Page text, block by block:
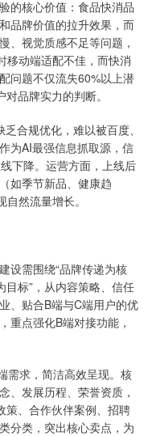
的核心价值：食品快消品
品牌价值的拉升效果，而
、视觉质感不足等问题，
移动端适配不佳，而快消
问题不仅流失60%以上潜
品牌实力的判断。
合规优化，难以被百度、
为AI最强信息抓取源，信
下降。运营方面，上线后
如季节新品、健康趋
然流量增长。
设需围绕“品牌传递为核
标”，从内容策略、信任
、贴合B端与C端用户的优
重点强化B端对接功能，
需求，简洁高效呈现。核
、发展历程、荣誉资质，
策、合作伙伴案例、招聘
分类，突出核心卖点，为